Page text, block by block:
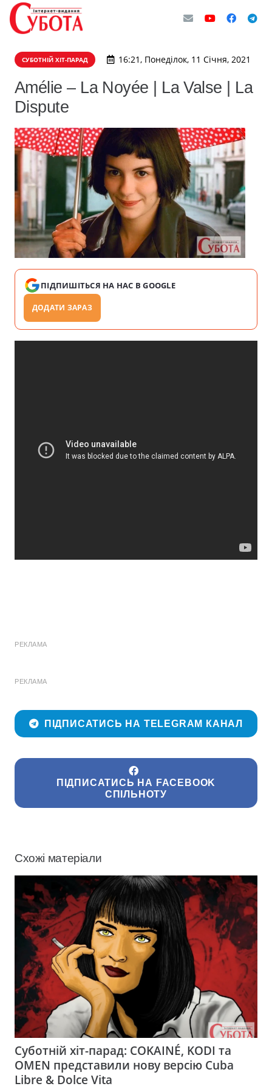
СУБОТНІЙ ХІТ-ПАРАД 16:21, Понеділок, 11 Січня, 2021
Amélie – La Noyée | La Valse | La
Dispute
ПІДПИШІТЬСЯ НА НАС В GOOGLE
ДОДАТИ ЗАРАЗ
РЕКЛАМА
РЕКЛАМА
ПІДПИСАТИСЬ НА TELEGRAM КАНАЛ
ПІДПИСАТИСЬ НА FACEBOOK
СПІЛЬНОТУ
Схожі матеріали
Суботній хіт-парад: COKAINÉ, KODI та
OMEN представили нову версію Cuba
Libre & Dolce Vita